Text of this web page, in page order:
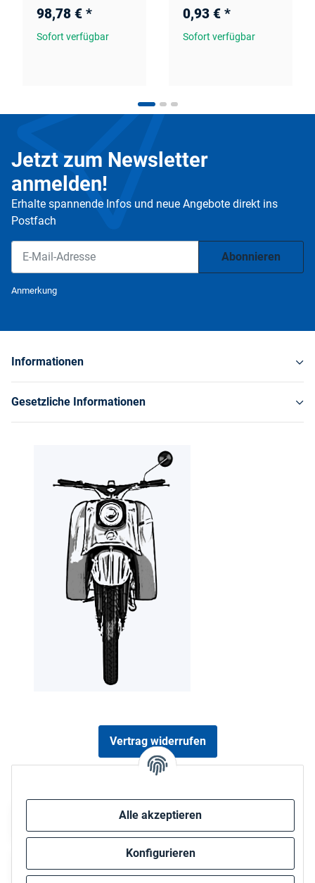
Alle akzeptieren
Konfigurieren
98,78 € *
Sofort verfügbar
0,93 € *
Sofort verfügbar
Jetzt zum Newsletter
anmelden!
Erhalte spannende Infos und neue Angebote direkt ins
Postfach
Abonnieren
Anmerkung
Informationen
Gesetzliche Informationen
Vertrag widerrufen